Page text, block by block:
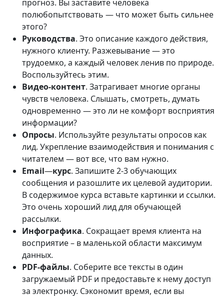
прогноз. Вы заставите человека
полюбопытствовать — что может быть сильнее
этого?
Руководства. Это описание каждого действия,
нужного клиенту. Разжевывание — это
трудоемко, а каждый человек ленив по природе.
Воспользуйтесь этим.
Видео-контент. Затрагивает многие органы
чувств человека. Слышать, смотреть, думать
одновременно — это ли не комфорт восприятия
информации?
Опросы. Используйте результаты опросов как
лид. Укрепление взаимодействия и понимания с
читателем — вот все, что вам нужно.
Email—курс. Запишите 2-3 обучающих
сообщения и разошлите их целевой аудитории.
В содержимое курса вставьте картинки и ссылки.
Это очень хороший лид для обучающей
рассылки.
Инфографика. Сокращает время клиента на
восприятие – в маленькой области максимум
данных.
PDF-файлы. Соберите все тексты в один
загружаемый PDF и предоставьте к нему доступ
за электронку. Сэкономит время, если вы